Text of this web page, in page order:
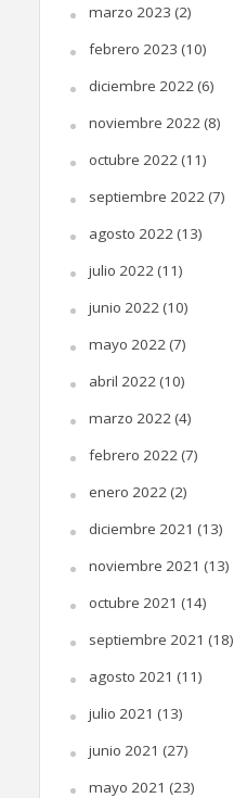
marzo 2023 (2)
febrero 2023 (10)
diciembre 2022(6)
noviembre 2022(8)
octubre 2022(11)
septiembre 2022(7)
agosto 2022(13)
julio 2022(11)
junio 2022(10)
mayo 2022(7)
abril 2022(10)
marzo 2022(4)
febrero 2022(7)
enero 2022(2)
diciembre 2021 (13)
noviembre 2021 (13)
octubre 2021 (14)
septiembre 2021 (18)
agosto 2021 (11)
julio 2021 (13)
junio 2021 (27)
mayo 2021 (23)